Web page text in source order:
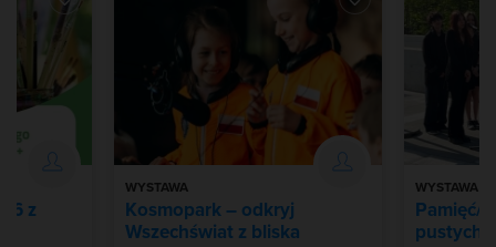
z
WYSTAWA
Kosmopark – odkryj
Wszechświat z bliska
WYSTAWA
Pamięć/
pustych